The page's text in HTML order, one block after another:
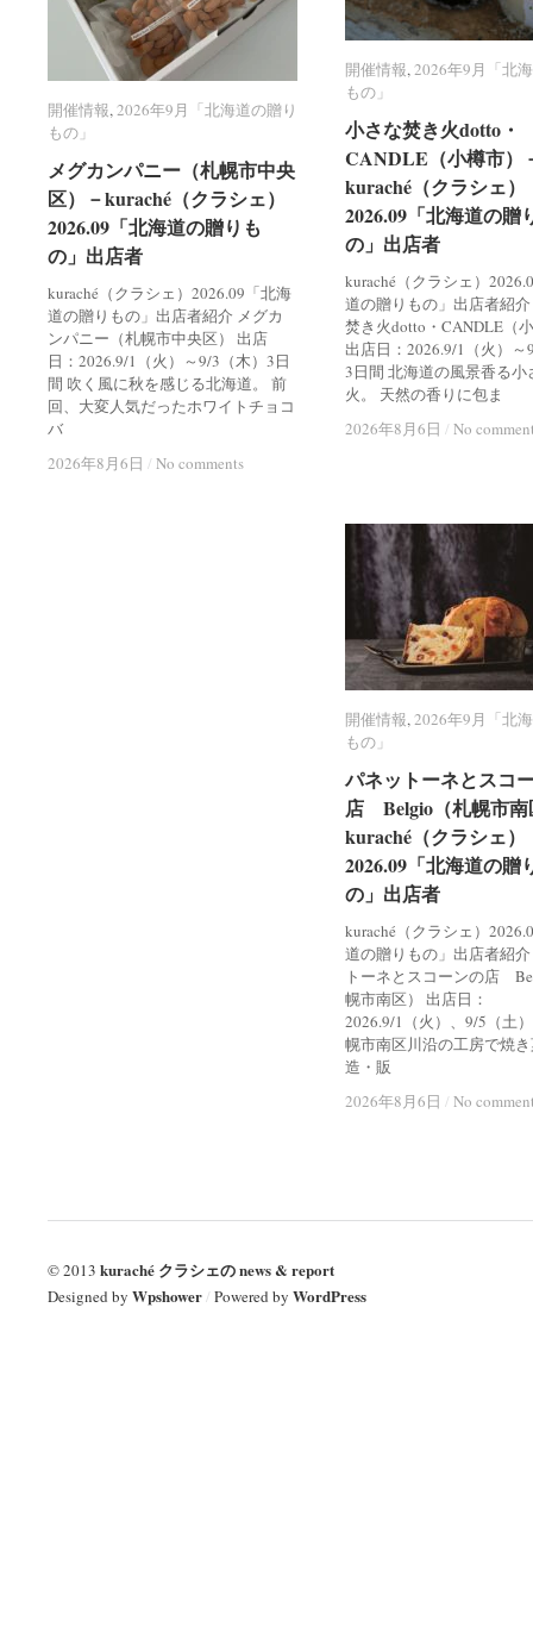
開催情報,2026年9月「北
もの」
小さな焚き火dotto・
CANDLE（小樽市）
kuraché（クラシェ）
2026.09「北海道の贈
の」出店者
kuraché（クラシェ）
道の贈りもの」出店者紹
焚き火dotto・CANDLE（
出店日：2026.9/1（火）～
3日間 北海道の風景香る小
火。 天然の香りに包ま
2026年8月6日 / No
開催情報 2026年9月「北
もの」
小さな焚き火dotto・
CANDLE（小樽市）
kuraché（クラシェ）
2026.09「北海道の贈
の」出店者
2026年8月6日 / No
開催情報,2026年9月「北海道の贈り
もの」
メグカンパニー（札幌市中央
区）－kuraché（クラシェ）
2026.09「北海道の贈りも
の」出店者
kuraché（クラシェ）2026.09「北海
道の贈りもの」出店者紹介 メグカ
ンパニー（札幌市中央区） 出店
日：2026.9/1（火）～9/3（木）3日
間 吹く風に秋を感じる北海道。 前
回、大変人気だったホワイトチョコ
バ
2026年8月6日 / No comments
開催情報 2026年9月「北海道の贈り
もの」
メグカンパニー（札幌市中央
区）－kuraché（クラシェ）
2026.09「北海道の贈りも
の」出店者
2026年8月6日 / No comments
開催情報,2026年9月「北
もの」
パネットーネとスコ
店 Belgio（札幌市南
kuraché（クラシェ）
2026.09「北海道の贈
の」出店者
kuraché（クラシェ）
道の贈りもの」出店者紹
トーネとスコーンの店
幌市南区） 出店日：
2026.9/1（火）、9/5（土
幌市南区川沿の工房で焼
造・販
2026年8月6日 / No
開催情報 2026年9月「北
もの」
パネットーネとスコ
店 Belgio（札幌市南
kuraché（クラシェ）
2026.09「北海道の贈
の」出店者
2026年8月6日 / No
© 2013 kuraché クラシェの news & report
Designed by Wpshower/ Powered by WordPress